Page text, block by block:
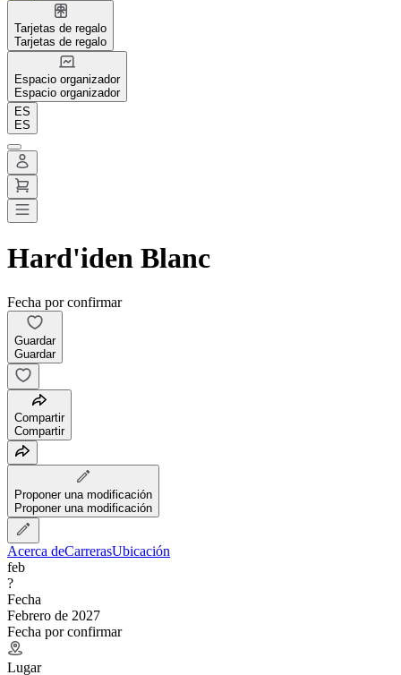
Tarjetas de regalo
Tarjetas de regalo
Espacio organizador
Espacio organizador
ES
ES
Hard'iden Blanc
Fecha por confirmar
Guardar
Guardar
Compartir
Compartir
Proponer una modificación
Proponer una modificación
Acerca deCarrerasUbicación
feb
?
Fecha
Febrero de 2027
Fecha por confirmar
Lugar